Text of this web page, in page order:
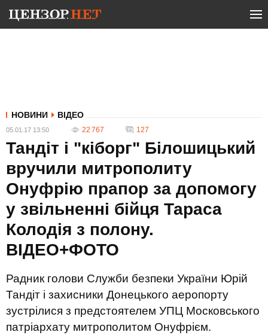
НОВИНИ ВІДЕО
05.01.17 13:50 22 767 127
Тандіт і "кіборг" Білошицький
вручили митрополиту
Онуфрію прапор за допомогу
у звільненні бійця Тараса
Колодія з полону.
ВІДЕО+ФОТО
Радник голови Служби безпеки України Юрій
Тандіт і захисники Донецького аеропорту
зустрілися з предстоятелем УПЦ Московського
патріархату митрополитом Онуфрієм.